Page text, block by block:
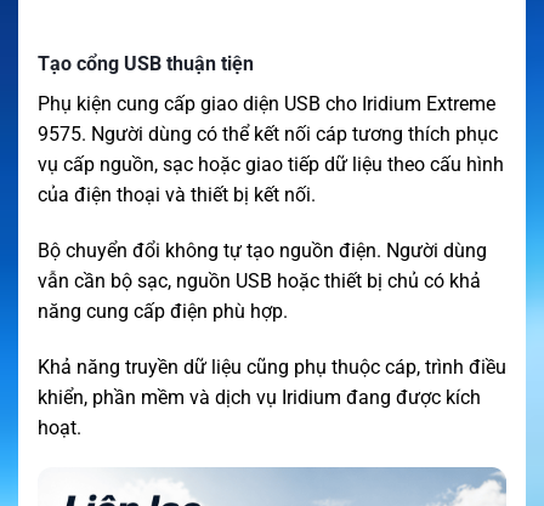
Tạo cổng USB thuận tiện
Phụ kiện cung cấp giao diện USB cho Iridium Extreme
9575. Người dùng có thể kết nối cáp tương thích phục
vụ cấp nguồn, sạc hoặc giao tiếp dữ liệu theo cấu hình
của điện thoại và thiết bị kết nối.
Bộ chuyển đổi không tự tạo nguồn điện. Người dùng
vẫn cần bộ sạc, nguồn USB hoặc thiết bị chủ có khả
năng cung cấp điện phù hợp.
Khả năng truyền dữ liệu cũng phụ thuộc cáp, trình điều
khiển, phần mềm và dịch vụ Iridium đang được kích
hoạt.